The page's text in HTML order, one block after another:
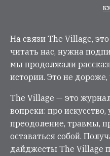
На связи The Village,
читать нас, нужна
мы продолжали
истории. Это не
The Village — это
вопреки: про
преодоление, травмы,
оставаться собой.
дайджесты The Village